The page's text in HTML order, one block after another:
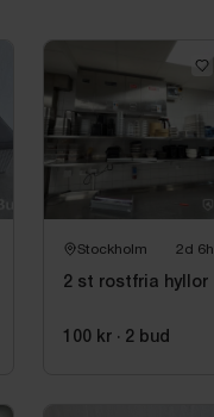
märken, repor och
Stockholm 2d 6h
2 st rostfria hyllor
100 kr · 2 bud